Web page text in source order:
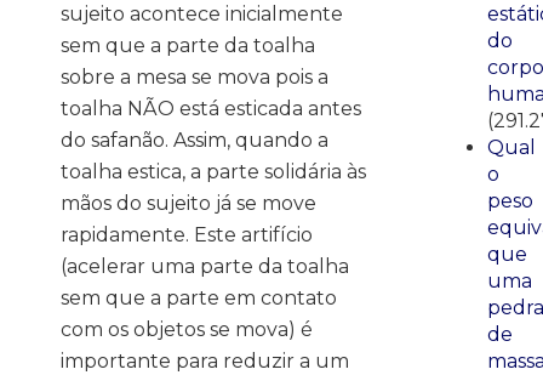
sujeito acontece inicialmente
sem que a parte da toalha
sobre a mesa se mova pois a
toalha NÃO está esticada antes
do safanão. Assim, quando a
toalha estica, a parte solidária às
mãos do sujeito já se move
rapidamente. Este artifício
(acelerar uma parte da toalha
sem que a parte em contato
com os objetos se mova) é
importante para reduzir a um
do
corpo
Qual
o
peso
que
uma
pedra
de